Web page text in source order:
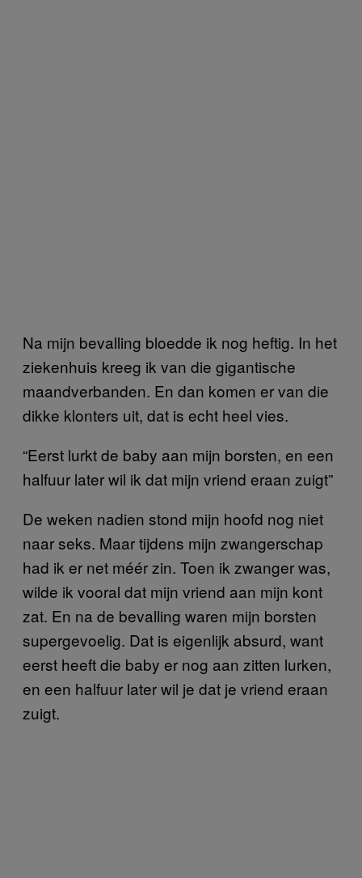
Na mijn bevalling bloedde ik nog heftig. In het
ziekenhuis kreeg ik van die gigantische
maandverbanden. En dan komen er van die
dikke klonters uit, dat is echt heel vies.
“Eerst lurkt de baby aan mijn borsten, en een
halfuur later wil ik dat mijn vriend eraan zuigt”
De weken nadien stond mijn hoofd nog niet
naar seks. Maar tijdens mijn zwangerschap
had ik er net méér zin. Toen ik zwanger was,
wilde ik vooral dat mijn vriend aan mijn kont
zat. En na de bevalling waren mijn borsten
supergevoelig. Dat is eigenlijk absurd, want
eerst heeft die baby er nog aan zitten lurken,
en een halfuur later wil je dat je vriend eraan
zuigt.